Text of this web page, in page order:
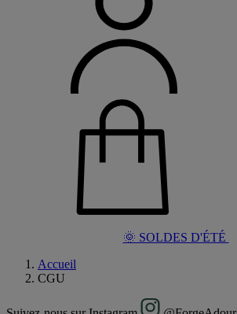
🌞 SOLDES D'ÉTÉ
Accueil
CGU